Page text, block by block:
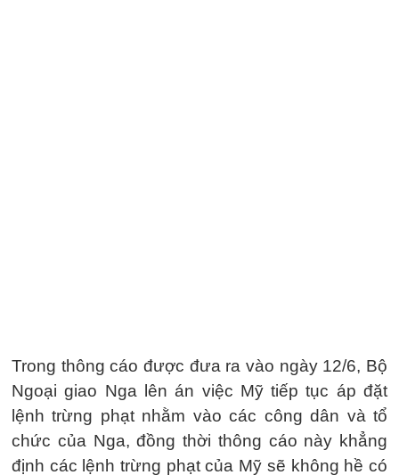
Trong thông cáo được đưa ra vào ngày 12/6, Bộ
Ngoại giao Nga lên án việc Mỹ tiếp tục áp đặt
lệnh trừng phạt nhằm vào các công dân và tổ
chức của Nga, đồng thời thông cáo này khẳng
định các lệnh trừng phạt của Mỹ sẽ không hề có